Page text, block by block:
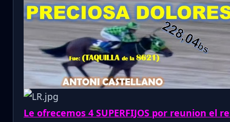
Le ofrecemos 4 SUPERFIJOS por reunion el